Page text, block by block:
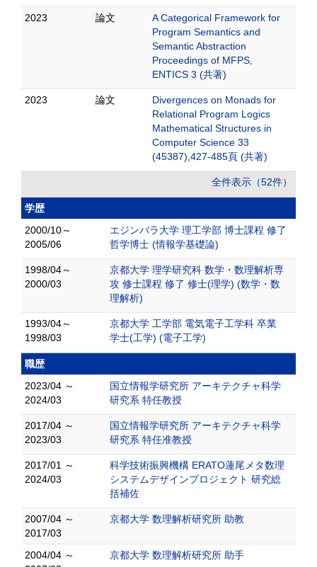
2023 論文
A Categorical Framework for
Program Semantics and
Semantic Abstraction
Proceedings of MFPS,
ENTICS 3 (共著)
2023 論文
Divergences on Monads for
Relational Program Logics
Mathematical Structures in
Computer Science 33
(45387),427-485頁 (共著)
全件表示（52件）
学歴
2000/10～
2005/06
エジンバラ大学 理工学部 博士課程 修了
哲学博士 (情報学基礎論)
1998/04～
2000/03
京都大学 理学研究科 数学・数理解析専
攻 修士課程 修了 修士(理学) (数学・数
理解析)
1993/04～
1998/03
京都大学 工学部 電気電子工学科 卒業
学士(工学) (電子工学)
職歴
2023/04 ～
2024/03
国立情報学研究所 アーキテクチャ科学
研究系 特任教授
2017/04 ～
2023/03
国立情報学研究所 アーキテクチャ科学
研究系 特任准教授
2017/01 ～
2024/03
科学技術振興機構 ERATO蓮尾メタ数理
システムデザインプロジェクト 研究総
括補佐
2007/04 ～
2017/03
京都大学 数理解析研究所 助教
2004/04 ～
京都大学 数理解析研究所 助手